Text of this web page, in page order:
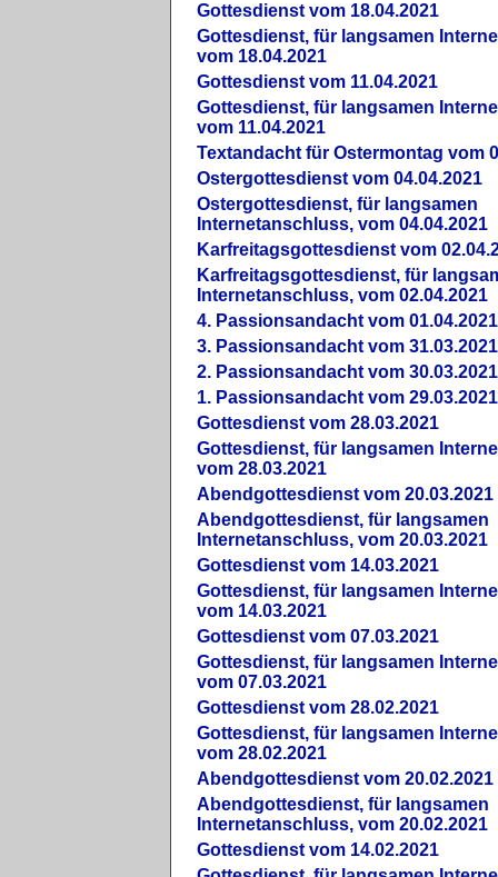
Gottesdienst vom 18.04.2021
Gottesdienst, für langsamen
vom 18.04.2021
Gottesdienst vom 11.04.2021
Gottesdienst, für langsamen
vom 11.04.2021
Textandacht für Ostermontag vom
Ostergottesdienst vom 04.04.2021
Ostergottesdienst, für langsamen
Internetanschluss, vom 04.04.2021
Karfreitagsgottesdienst vom
Karfreitagsgottesdienst, für
Internetanschluss, vom 02.04.2021
4. Passionsandacht vom 01.04.2021
3. Passionsandacht vom 31.03.2021
2. Passionsandacht vom 30.03.2021
1. Passionsandacht vom 29.03.2021
Gottesdienst vom 28.03.2021
Gottesdienst, für langsamen
vom 28.03.2021
Abendgottesdienst vom 20.03.2021
Abendgottesdienst, für langsamen
Internetanschluss, vom 20.03.2021
Gottesdienst vom 14.03.2021
Gottesdienst, für langsamen
vom 14.03.2021
Gottesdienst vom 07.03.2021
Gottesdienst, für langsamen
vom 07.03.2021
Gottesdienst vom 28.02.2021
Gottesdienst, für langsamen
vom 28.02.2021
Abendgottesdienst vom 20.02.2021
Abendgottesdienst, für langsamen
Internetanschluss, vom 20.02.2021
Gottesdienst vom 14.02.2021